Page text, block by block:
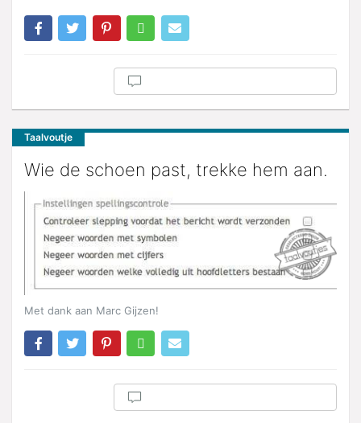
Taalvoutje
Wie de schoen past, trekke hem aan.
Met dank aan Marc Gijzen!